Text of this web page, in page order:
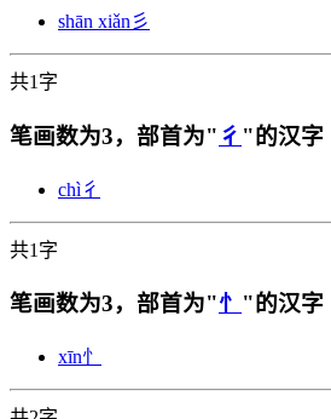
shān xiǎn 彡
共1字
笔画数为3，部首为" 彳 "的汉字
chì彳
共1字
笔画数为3，部首为"忄 "的汉字
xīn忄